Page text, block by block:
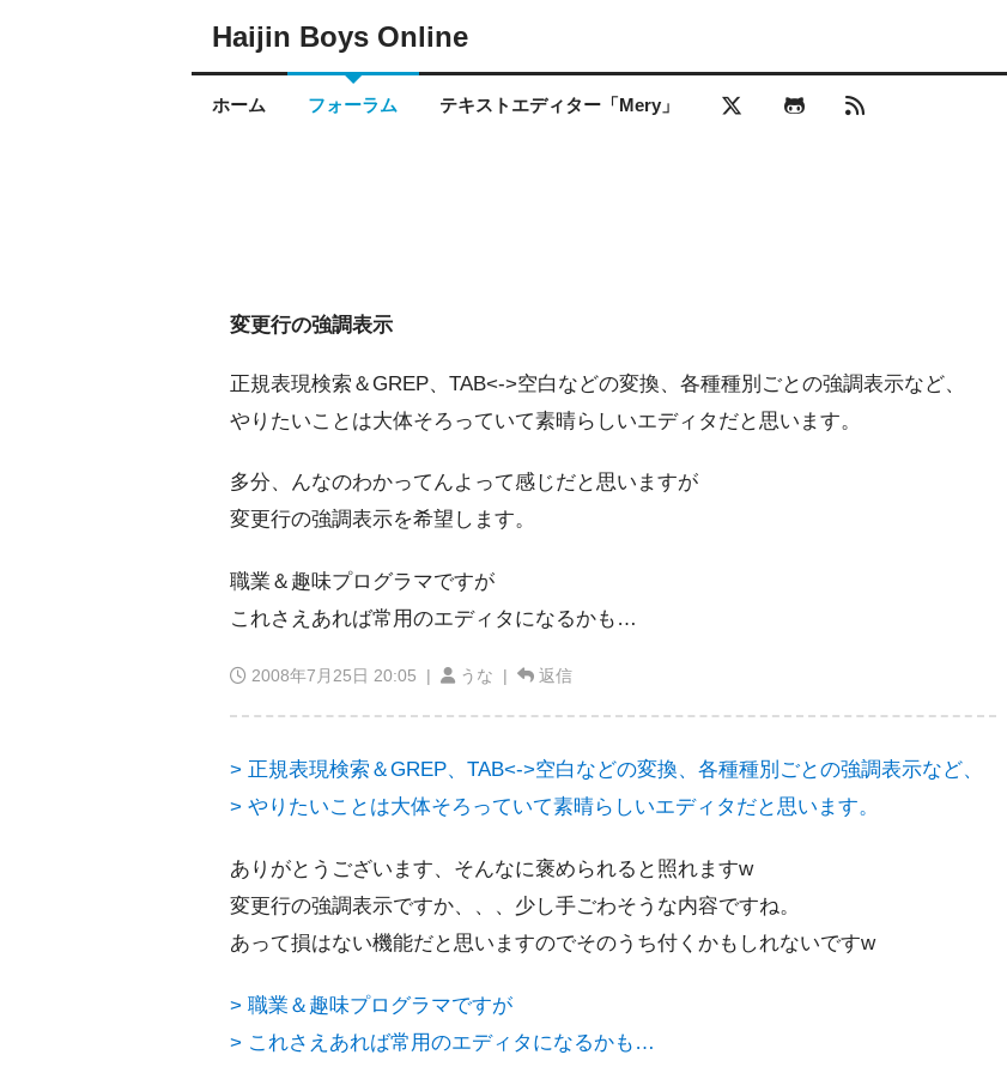
Haijin Boys Online
ホーム フォーラム テキストエディター「Mery」
変更行の強調表示
正規表現検索＆GREP、TAB<->空白などの変換、各種種別ごとの強調表示など、
やりたいことは大体そろっていて素晴らしいエディタだと思います。
多分、んなのわかってんよって感じだと思いますが
変更行の強調表示を希望します。
職業＆趣味プログラマですが
これさえあれば常用のエディタになるかも…
2008年7月25日 20:05 | うな | 返信
> 正規表現検索＆GREP、TAB<->空白などの変換、各種種別ごとの強調表示など、
> やりたいことは大体そろっていて素晴らしいエディタだと思います。
ありがとうございます、そんなに褒められると照れますw
変更行の強調表示ですか、、、少し手ごわそうな内容ですね。
あって損はない機能だと思いますのでそのうち付くかもしれないですw
> 職業＆趣味プログラマですが
> これさえあれば常用のエディタになるかも…